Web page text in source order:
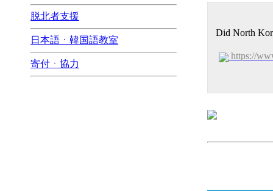
脱北者支援
日本語ㆍ韓国語教室
寄付ㆍ協力
Did North
https://